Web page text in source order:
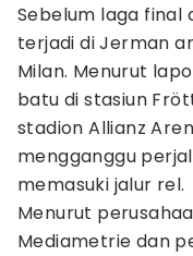
Sebelum laga
terjadi di Jerman
Milan. Menurut
batu di stasiun
stadion Allianz
mengganggu
memasuki jalur rel.
Menurut
Mediametrie dan